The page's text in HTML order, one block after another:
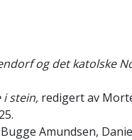
og det katolske
i stein, redigert av
Amundsen,